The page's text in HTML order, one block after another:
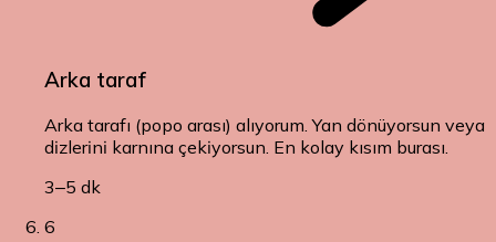
Arka taraf
Arka tarafı (popo arası) alıyorum. Yan dönüyorsun veya
dizlerini karnına çekiyorsun. En kolay kısım burası.
3–5 dk
6